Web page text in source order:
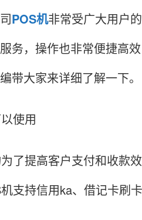
POS机非常受广大用户
务，操作也非常便捷高
带大家来详细了解一下。
使用
了提高客户支付和收款
支持信用ka、借记卡刷